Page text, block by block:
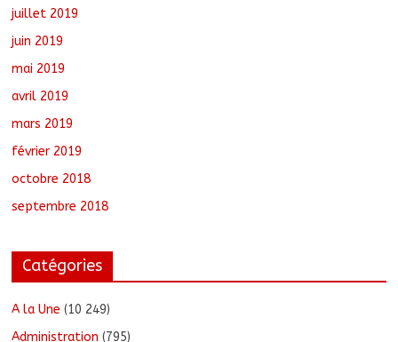
juillet 2019
juin 2019
mai 2019
avril 2019
mars 2019
février 2019
octobre 2018
septembre 2018
Catégories
A la Une (10 249)
Administration (795)